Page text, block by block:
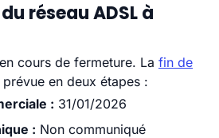
réseau ADSL à
cours de fermeture. La fin de
en deux étapes :
: 31/01/2026
: Non communiqué